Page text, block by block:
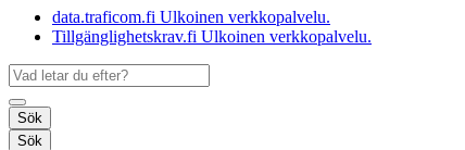
data.traficom.fi Ulkoinen verkkopalvelu.
Tillgänglighetskrav.fi Ulkoinen verkkopalvelu.
Sök
Sök